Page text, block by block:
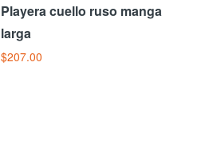
Playera cuello ruso manga
larga
$207.00